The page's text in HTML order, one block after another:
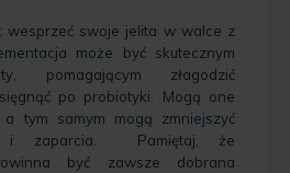
wesprzeć swoje jelita w walce z
może być skutecznym
pomagającym złagodzić
po probiotyki. Mogą one
a tym samym mogą zmniejszyć
i zaparcia. Pamiętaj, że
być zawsze dobrana